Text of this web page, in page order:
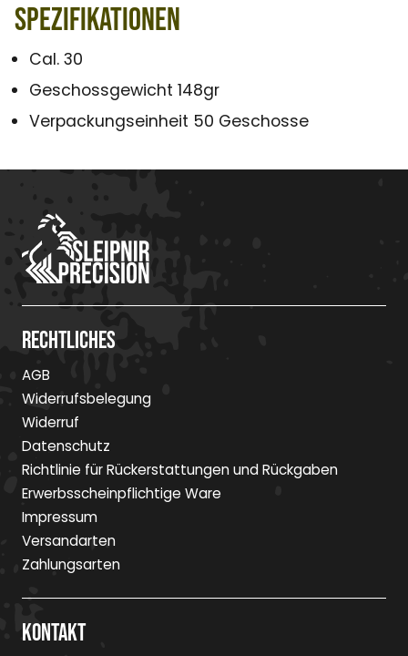
Spezifikationen
Cal. 30
Geschossgewicht 148gr
Verpackungseinheit 50 Geschosse
Rechtliches
AGB
Widerrufsbelegung
Widerruf
Datenschutz
Richtlinie für Rückerstattungen und Rückgaben
Erwerbsscheinpflichtige Ware
Impressum
Versandarten
Zahlungsarten
Kontakt